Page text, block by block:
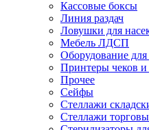
Кассовые боксы
Линия раздач
Ловушки для
Мебель ЛДСП
Оборудование
Принтеры чеков
Прочее
Сейфы
Стеллажи
Стеллажи